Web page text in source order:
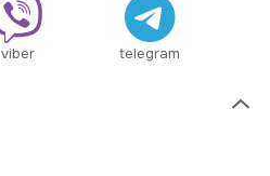
viber telegram